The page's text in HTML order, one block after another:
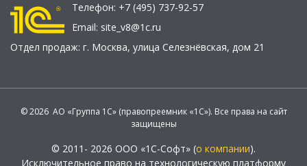
Телефон: +7 (495) 737-92-57
Email: site_v8@1c.ru
Отдел продаж: г. Москва, улица Селезнёвская, дом 21
© 2026 АО «Группа 1С» (правопреемник «1С»). Все права на сайт
защищены
© 2011- 2026 ООО «1С-Софт» (о компании).
Исключительное право на технологическую платформу